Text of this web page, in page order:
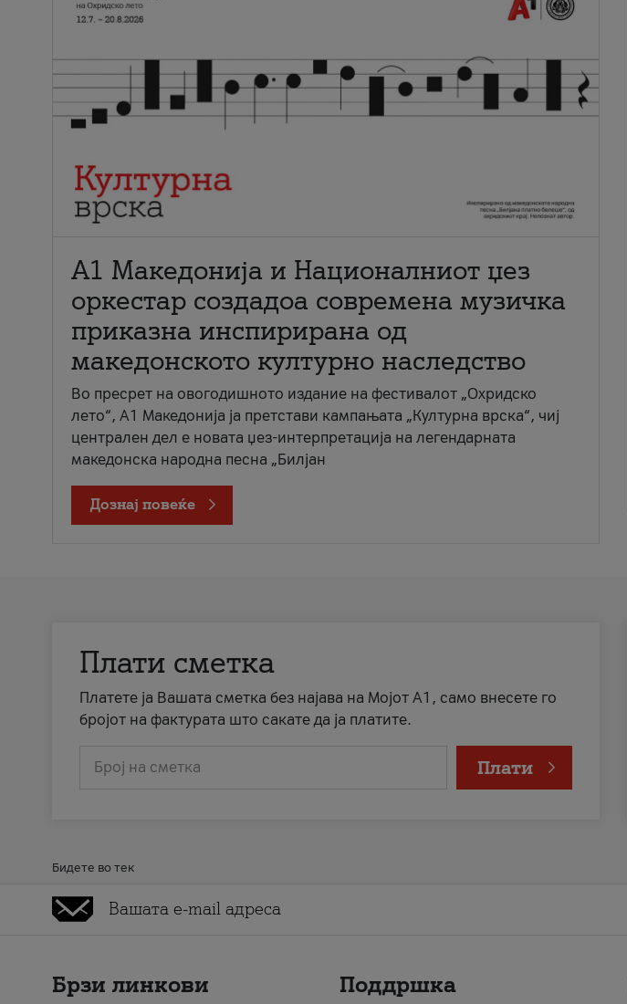
А1 Македонија и Националниот џез
оркестар создадоа современа музичка
приказна инспирирана од
македонското културно наследство
Во пресрет на овогодишното издание на фестивалот „Охридско
лето“, А1 Македонија ја претстави кампањата „Културна врска“, чиј
централен дел е новата џез-интерпретација на легендарната
македонска народна песна „Билјан
Дознај повеќе
Плати сметка
Платете ја Вашата сметка без најава на Мојот А1, само внесете го
бројот на фактурата што сакате да ја платите.
Број на сметка Плати
Бидете во тек
Брзи линкови Поддршка